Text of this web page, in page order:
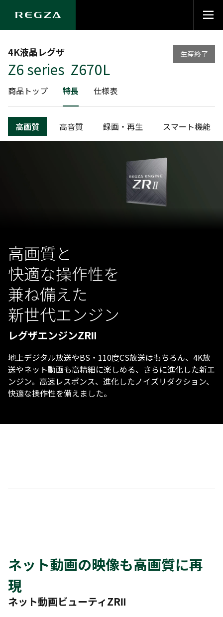
4K液晶レグザ
Z6 series Z670L
生産終了
商品トップ 特長 仕様表
高画質 高音質 録画・再生 スマート機能
高画質と
快適な操作性を
兼ね備えた
新世代エンジン
レグザエンジンZRⅡ
地上デジタル放送やBS・110度CS放送はもちろん、4K放
送やネット動画も高精細に楽しめる、さらに進化した新エ
ンジン。高速レスポンス、進化したノイズリダクション、
快適な操作性を備えました。
ネット動画の映像も高画質に再
現
ネット動画ビューティZRⅡ